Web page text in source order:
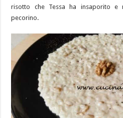
risotto che Tessa ha insaporito e
pecorino.